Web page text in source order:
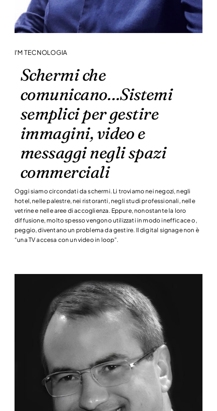
I'M TECNOLOGIA
Schermi che
comunicano…Sistemi
semplici per gestire
immagini, video e
messaggi negli spazi
commerciali
Oggi siamo circondati da schermi. Li troviamo nei negozi, negli
hotel, nelle palestre, nei ristoranti, negli studi professionali, nelle
vetrine e nelle aree di accoglienza. Eppure, nonostante la loro
diffusione, molto spesso vengono utilizzati in modo inefficace o,
peggio, diventano un problema da gestire. Il digital signage non è
“una TV accesa con un video in loop”.